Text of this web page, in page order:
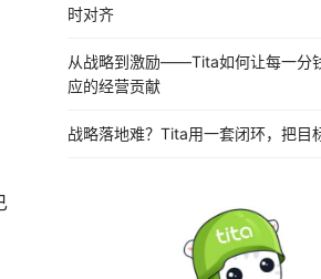
时对齐
从战略到激励——Tita如何让每一分
应的经营贡献
战略落地难？Tita用一套闭环，把目